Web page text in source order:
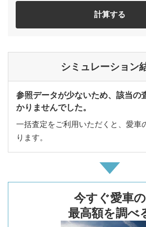
計算する
シミュレーション
参照データが少ないため、該当の
かりませんでした。
一括査定をご利用いただくと、愛車
ります。
今すぐ愛車の
最高額を調べ